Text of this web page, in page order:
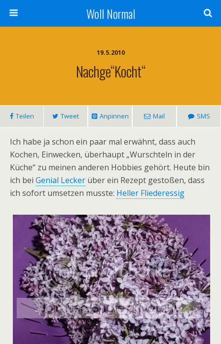
Woll Normal
19.5.2010
Nachge“kocht“
Teilen Tweet Anpinnen Mail SMS
Ich habe ja schon ein paar mal erwähnt, dass auch
Kochen, Einwecken, überhaupt „Wurschteln in der
Küche“ zu meinen anderen Hobbies gehört. Heute bin
ich bei Genial Lecker über ein Rezept gestoßen, dass
ich sofort umsetzen musste: Heller Fliederessig